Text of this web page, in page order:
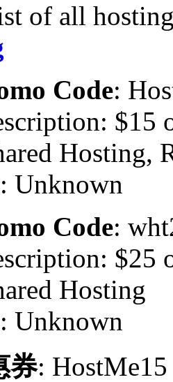
of all
Code:
$15
Hosting,
Unknown
Code:
$25
Hosting
Unknown
券: HostMe15